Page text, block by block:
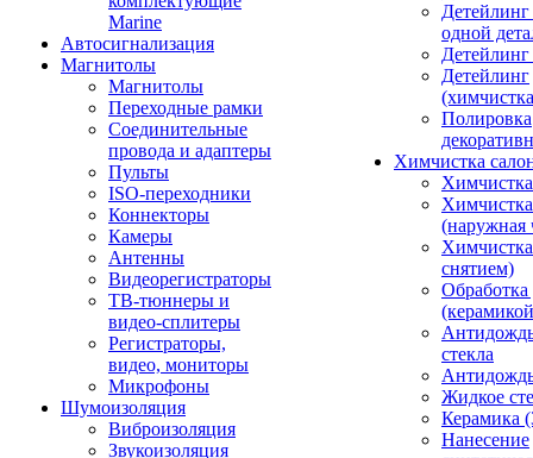
Marine
Автосигнализация
Магнитолы
Магнитолы
Переходные рамки
Соединительные
провода и адаптеры
Пульты
ISO-переходники
Коннекторы
Камеры
Антенны
Видеорегистраторы
ТВ-тюннеры и
видео-сплитеры
Регистраторы,
видео, мониторы
Микрофоны
Шумоизоляция
Виброизоляция
Звукоизоляция
одной
Детейлинг
Полировка
Химчистка
(наружная
снятием)
Обработка
стекла
Жидкое
Керамика
Нанесение